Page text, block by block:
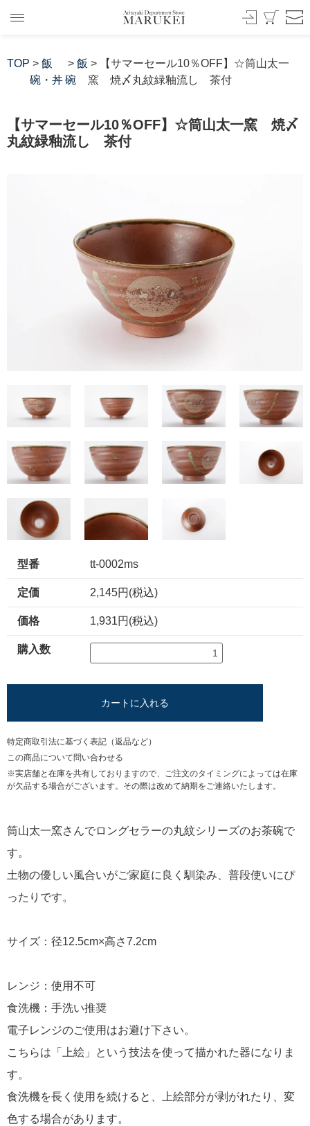
TOP > 飯
碗・丼
> 飯
碗
> 【サマーセール10％OFF】☆筒山太一
窯 焼〆丸紋緑釉流し 茶付
【サマーセール10％OFF】☆筒山太一窯 焼〆
丸紋緑釉流し 茶付
型番 tt-0002ms
定価 2,145円(税込)
価格 1,931円(税込)
購入数
カートに入れる
特定商取引法に基づく表記（返品など）
この商品について問い合わせる
※実店舗と在庫を共有しておりますので、ご注文のタイミングによっては在庫
が欠品する場合がございます。その際は改めて納期をご連絡いたします。
筒山太一窯さんでロングセラーの丸紋シリーズのお茶碗で
す。
土物の優しい風合いがご家庭に良く馴染み、普段使いにぴ
ったりです。
サイズ：径12.5cm×高さ7.2cm
レンジ：使用不可
食洗機：手洗い推奨
電子レンジのご使用はお避け下さい。
こちらは「上絵」という技法を使って描かれた器になりま
す。
食洗機を長く使用を続けると、上絵部分が剥がれたり、変
色する場合があります。